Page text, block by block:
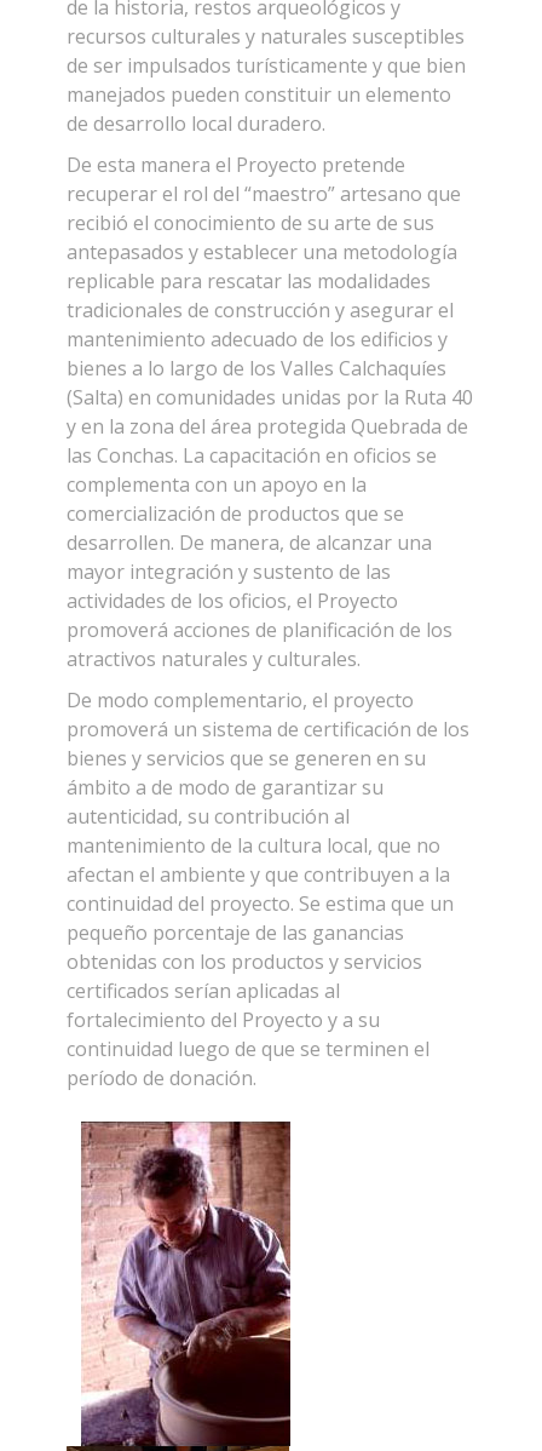
de la historia, restos arqueológicos y
recursos culturales y naturales susceptibles
de ser impulsados turísticamente y que bien
manejados pueden constituir un elemento
de desarrollo local duradero.
De esta manera el Proyecto pretende
recuperar el rol del “maestro” artesano que
recibió el conocimiento de su arte de sus
antepasados y establecer una metodología
replicable para rescatar las modalidades
tradicionales de construcción y asegurar el
mantenimiento adecuado de los edificios y
bienes a lo largo de los Valles Calchaquíes
(Salta) en comunidades unidas por la Ruta 40
y en la zona del área protegida Quebrada de
las Conchas. La capacitación en oficios se
complementa con un apoyo en la
comercialización de productos que se
desarrollen. De manera, de alcanzar una
mayor integración y sustento de las
actividades de los oficios, el Proyecto
promoverá acciones de planificación de los
atractivos naturales y culturales.
De modo complementario, el proyecto
promoverá un sistema de certificación de los
bienes y servicios que se generen en su
ámbito a de modo de garantizar su
autenticidad, su contribución al
mantenimiento de la cultura local, que no
afectan el ambiente y que contribuyen a la
continuidad del proyecto. Se estima que un
pequeño porcentaje de las ganancias
obtenidas con los productos y servicios
certificados serían aplicadas al
fortalecimiento del Proyecto y a su
continuidad luego de que se terminen el
período de donación.